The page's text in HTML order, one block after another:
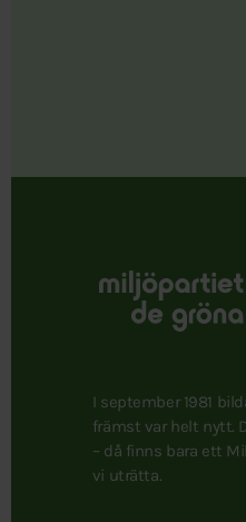
I september 1981
främst var helt nytt.
– då finns bara ett
vi uträtta.